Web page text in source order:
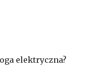
elektryczna?